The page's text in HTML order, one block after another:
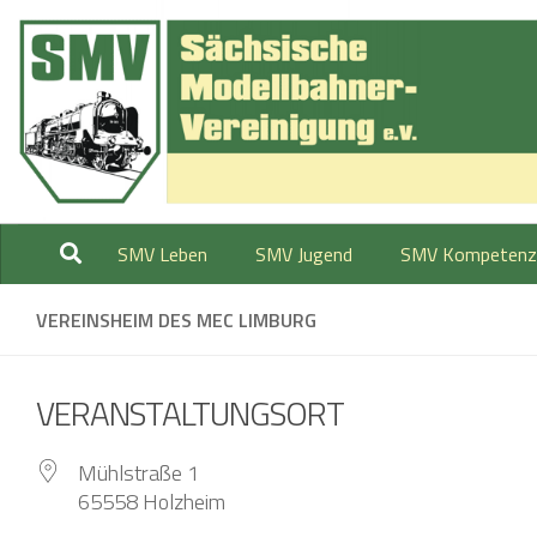
Zum Inhalt springen
SMV Leben SMV Jugend SMV Kompetenz
VEREINSHEIM DES MEC LIMBURG
VERANSTALTUNGSORT
Mühlstraße 1
65558 Holzheim